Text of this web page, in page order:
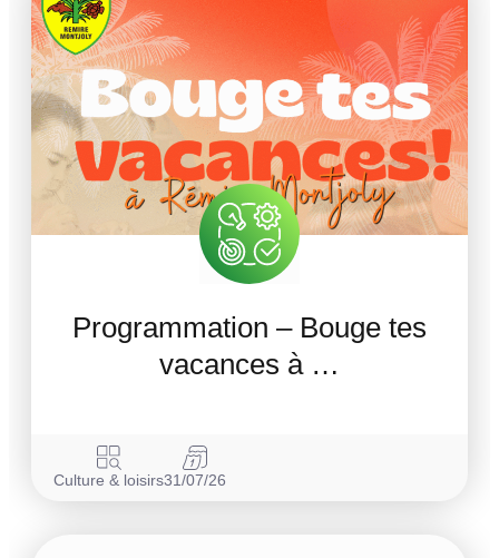
Programmation – Bouge tes
vacances à …
Culture & loisirs31/07/26